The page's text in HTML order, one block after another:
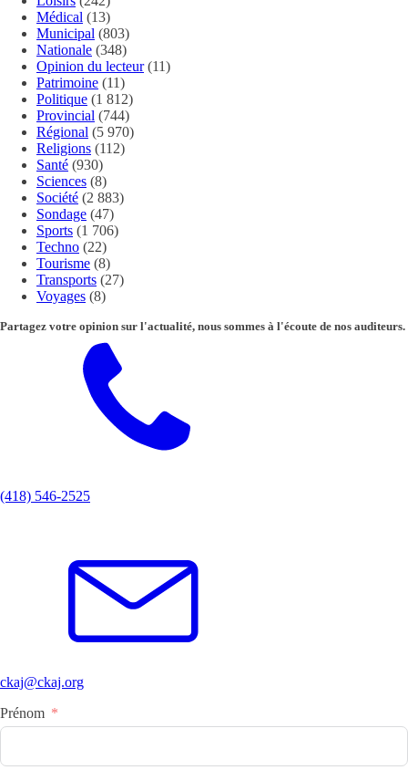
Médical (13)
Municipal (803)
Nationale (348)
Opinion du lecteur(11)
Patrimoine (11)
Politique (1 812)
Provincial (744)
Régional (5 970)
Religions (112)
Santé (930)
Sciences (8)
Société (2 883)
Sondage (47)
Sports (1 706)
Techno (22)
Tourisme (8)
Transports (27)
Voyages (8)
Partagez votre opinion sur l'actualité, nous sommes à l'écoute de nos auditeurs.
(418) 546-2525
ckaj@ckaj.org
Prénom